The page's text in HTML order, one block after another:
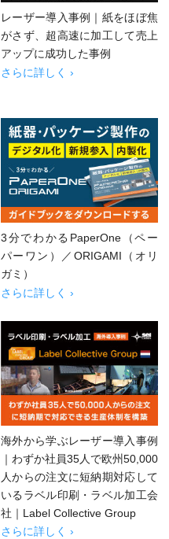
レーザー導入事例｜紙をほぼ焦
がさず、超高速に加工して売上
アップに成功した事例
さらに詳しく ›
3分でわかるPaperOne（ペー
パーワン）／ORIGAMI（オリ
ガミ）
さらに詳しく ›
海外から学ぶレーザー導入事例
｜わずか社員35人で欧州50,000
人からの注文に短納期対応して
いるラベル印刷・ラベル加工会
社｜Label Collective Group
さらに詳しく ›